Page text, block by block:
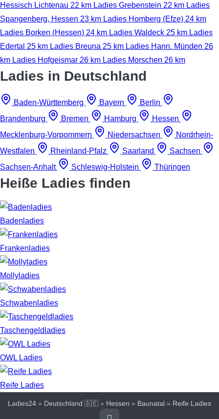
Hessisch Lichtenau 22 km Ladies Grebenstein 22 km Ladies
Spangenberg, Hessen 23 km Ladies Homberg (Efze) 24 km
Ladies Borken (Hessen) 24 km Ladies Waldeck 25 km Ladies
Edertal 25 km Ladies Breuna 25 km Ladies Hann. Münden 26
km Ladies Hofgeismar 26 km Ladies Morschen 26 km
Ladies in Deutschland
Baden-Württemberg Bayern
Berlin
Brandenburg
Bremen Hamburg
Hessen
Mecklenburg-Vorpommern
Niedersachsen
Nordrhein-
Westfalen
Rheinland-Pfalz Saarland
Sachsen
Sachsen-Anhalt
Schleswig-Holstein Thüringen
Heiße Ladies finden
Badenladies
Frankenladies
Mollyladies
Schwabenladies
Taschengeldladies
OWL Ladies
Reife Ladies
Ladies24 » Deutschland 🇩🇪 » Hessen » Baunatal » Reife Ladies